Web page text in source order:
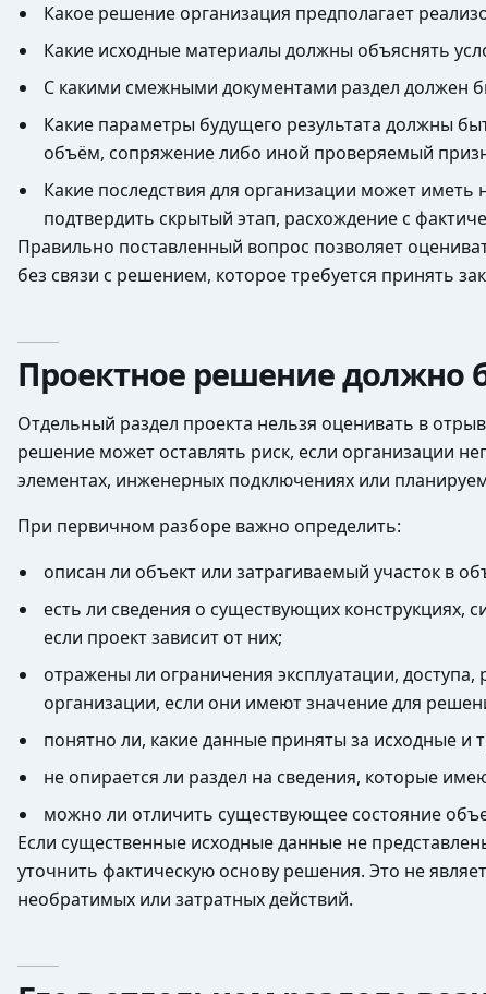
Какое решение организация предполагает
Какие исходные материалы должны объяснять
С какими смежными документами раздел должен
Какие параметры будущего результата должны
объём, сопряжение либо иной проверяемый
Какие последствия для организации может
подтвердить скрытый этап, расхождение с
Правильно поставленный вопрос позволяет
без связи с решением, которое требуется принять
Проектное решение должно
Отдельный раздел проекта нельзя оценивать в
решение может оставлять риск, если организации
элементах, инженерных подключениях или
При первичном разборе важно определить:
описан ли объект или затрагиваемый участок в
есть ли сведения о существующих
если проект зависит от них;
отражены ли ограничения эксплуатации,
организации, если они имеют значение для
понятно ли, какие данные приняты за исходные и
не опирается ли раздел на сведения, которые
можно ли отличить существующее состояние
Если существенные исходные данные не
уточнить фактическую основу решения. Это не
необратимых или затратных действий.